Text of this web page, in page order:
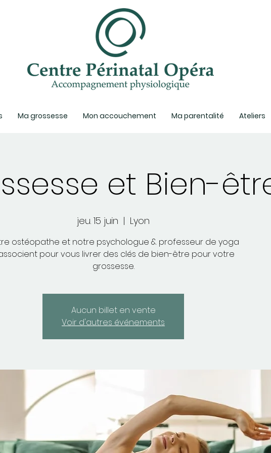
Ma grossesse Mon accouchement Ma parentalité Ateliers
et Bien-
jeu. 15 juin
  |
Lyon
ostéopathe et notre psychologue & professeur de yoga
pour vous livrer des clés de bien-être pour votre
grossesse.
Aucun billet en vente
Voir d'autres événements